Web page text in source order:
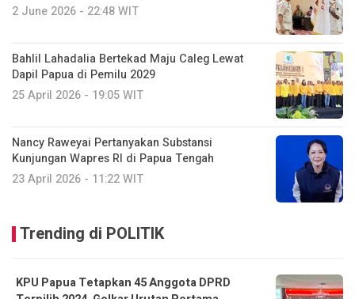
2 June 2026 - 22:48 WIT
Bahlil Lahadalia Bertekad Maju Caleg Lewat
Dapil Papua di Pemilu 2029
25 April 2026 - 19:05 WIT
Nancy Raweyai Pertanyakan Substansi
Kunjungan Wapres RI di Papua Tengah
23 April 2026 - 11:22 WIT
Trending di POLITIK
KPU Papua Tetapkan 45 Anggota DPRD